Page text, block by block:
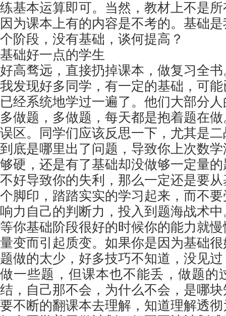
练基本运算即可。当然，教材上不是
因为课本上有的内容是不考的。基础
个阶段，没有基础，谈何提高？
基础好一点的学生
好高骛远，直接扔掉课本，做复习全书
我发现好多同学，有一定的基础，可
已经系统地学过一遍了。他们大部分
多做题，多做题，每天都是抱着题在
误区。同学们应该反思一下，尤其是
到底是哪里出了问题，导致你上次数
够硬，还是有了基础却没做够一定量
不好导致你的失利，那么一定还是要
个脚印，踏踏实实的学习起来，而不
响力自己的判断力，投入到题海战术中
等你基础阶段很好的时候你的能力就
量变而引起质变。如果你是因为基础
题做的太少，好多技巧不知道，没见
做一些题，但课本也不能丢，做题的
结，自己那不会，为什么不会，是哪
要不断的翻课本去理解，知道理解透